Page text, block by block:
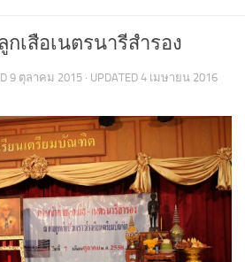
เสือเนตรนารีสำรอง
9 ตุลาคม 2015 · UPDATED 4 เมษายน 2016